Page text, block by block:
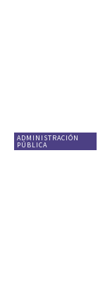
ADMINISTRACIÓN
PÚBLICA